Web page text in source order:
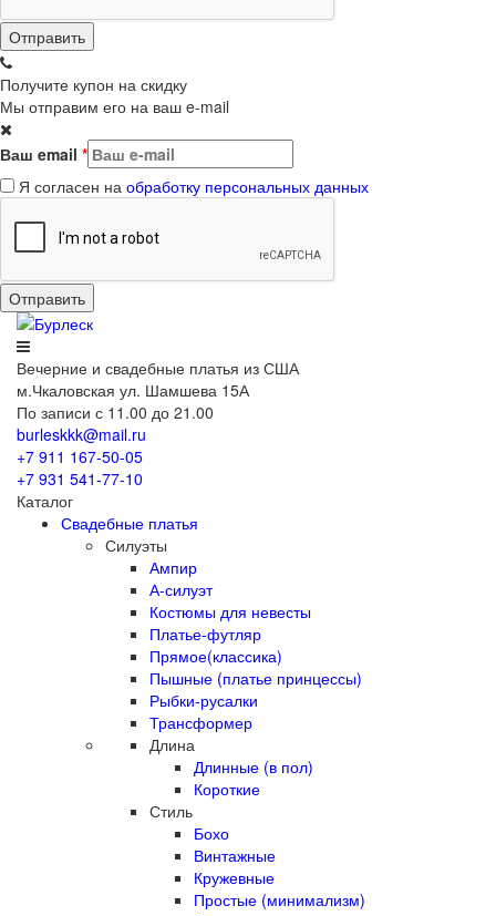
Получите купон на скидку
Мы отправим его на ваш e-mail
Ваш email *
Я согласен на обработку персональных данных
Вечерние и свадебные платья из США
м.Чкаловская ул. Шамшева 15А
По записи с 11.00 до 21.00
burleskkk@mail.ru
+7 911 167-50-05
+7 931 541-77-10
Каталог
Свадебные платья
Силуэты
Ампир
А-силуэт
Костюмы для невесты
Платье-футляр
Прямое(классика)
Пышные (платье принцессы)
Рыбки-русалки
Трансформер
Длина
Длинные (в пол)
Короткие
Стиль
Бохо
Винтажные
Кружевные
Простые (минимализм)